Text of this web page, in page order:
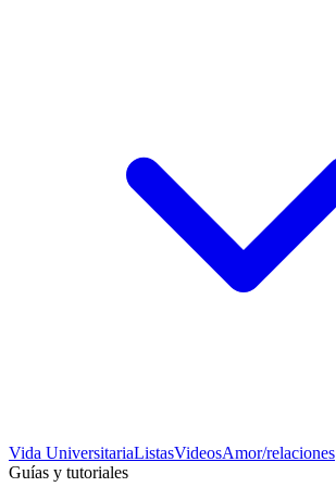
Vida UniversitariaListasVideosAmor/relaciones
Guías y tutoriales